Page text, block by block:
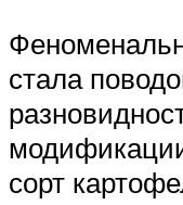
стала
сорт